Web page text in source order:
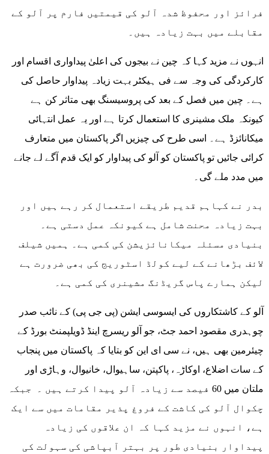
فرائز اور محفوظ شدہ آلو کی قیمتیں فارم پر آلو کے
مقابلے میں بہت زیادہ ہیں۔
انہوں نے مزید کہا کہ چین نے بیجوں کی اعلیٰ پیداواری اقسام اور
کارکردگی کی وجہ سے فی ہیکٹر بہت زیادہ پیداوار حاصل کی
ہے۔ چین میں فصل کے بعد کی پروسیسنگ بھی متاثر کن ہے
کیونکہ ملک مشینری کا استعمال کرتا ہے اور یہ عمل انتہائی
میکانائزڈ ہے۔ اسی طرح کی چیزیں اگر پاکستان میں متعارف
کرائی جائیں تو پاکستان کو آلو کی پیداوار کو ایک قدم آگے لے جانے
میں مدد ملے گی۔
بدر نے کہاہم قدیم طریقے استعمال کر رہے ہیں اور
بہت زیادہ محنت شامل ہے کیونکہ عمل دستی ہے۔
بنیادی مسئلہ میکانائزیشن کی کمی ہے۔ ہمیں شیلف
لائف بڑھانے کے لیے کولڈ اسٹوریج کی بھی ضرورت ہے
لیکن ہمارے پاس گریڈنگ مشینری کی کمی ہے۔
آلو کے کاشتکاروں کی ایسوسی ایشن (پی جی پی) کے نائب صدر
چوہدری مقصود احمد جٹ، جو آلو ریسرچ اینڈ ڈویلپمنٹ بورڈ کے
چیئرمین بھی ہیں، نے سی ای این کو بتایا کہ پاکستان میں پنجاب
کے سات اضلاع، اوکاڑہ، پاکپتن، ساہیوال، خانیوال، وہاڑی اور
ملتان میں 60 فیصد سے زیادہ آلو پیدا کرتے ہیں ۔ جبکہ
چکوال آلو کی کاشت کے فروغ پذیر مقامات میں سے ایک
ہے، انہوں نے مزید کہا کہ ان علاقوں کی زیادہ
پیداوار بنیادی طور پر بہتر آبپاشی کی سہولت کی